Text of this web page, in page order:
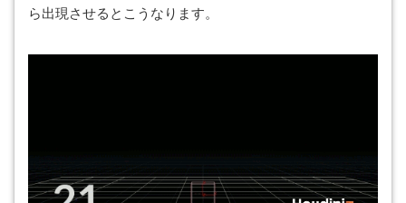
ら出現させるとこうなります。